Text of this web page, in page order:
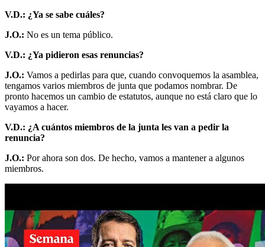
V.D.: ¿Ya se sabe cuáles?
J.O.: No es un tema público.
V.D.: ¿Ya pidieron esas renuncias?
J.O.: Vamos a pedirlas para que, cuando convoquemos la asamblea,
tengamos varios miembros de junta que podamos nombrar. De
pronto hacemos un cambio de estatutos, aunque no está claro que lo
vayamos a hacer.
V.D.: ¿A cuántos miembros de la junta les van a pedir la
renuncia?
J.O.: Por ahora son dos. De hecho, vamos a mantener a algunos
miembros.